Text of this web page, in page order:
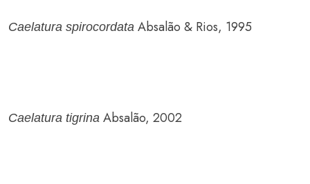
Caelatura spirocordata Absalão & Rios, 1995
Caelatura tigrina Absalão, 2002